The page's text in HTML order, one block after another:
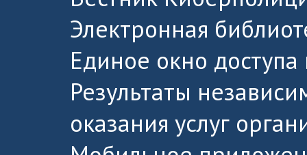
Электронная
Единое окно
Результаты
оказания услуг